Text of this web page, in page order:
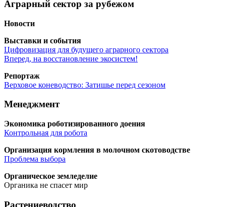
Аграрный сектор за рубежом
Ново­сти
Выстав­ки и события
Циф­ро­ви­за­ция для буду­ще­го аграр­но­го сектора
Впе­ред, на вос­ста­нов­ле­ние экосистем!
Репор­таж
Вер­хо­вое коне­вод­ство: Зати­шье перед сезоном
Менеджмент
Эко­но­ми­ка робо­ти­зи­ро­ван­но­го доения
Кон­троль­ная для робота
Орга­ни­за­ция корм­ле­ния в молоч­ном скотоводстве
Про­бле­ма выбора
Орга­ни­че­ское земледелие
Орга­ни­ка не спа­сет мир
Растениеводство